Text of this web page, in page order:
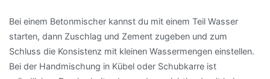
Bei einem Betonmischer kannst du mit einem Teil Wasser
starten, dann Zuschlag und Zement zugeben und zum
Schluss die Konsistenz mit kleinen Wassermengen einstellen.
Bei der Handmischung in Kübel oder Schubkarre ist